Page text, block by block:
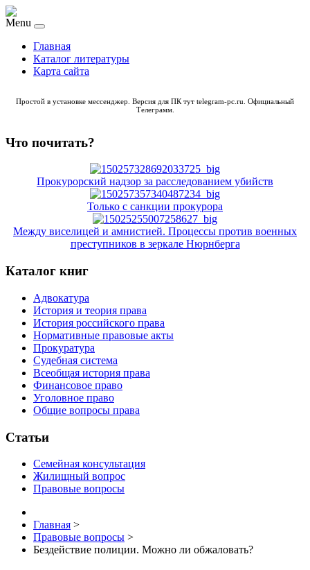
Menu
Главная
Каталог литературы
Карта сайта
Простой в установке мессенджер. Версия для ПК тут telegram-pc.ru . Официальный
Телеграмм.
Что почитать?
Прокурорский надзор за расследованием убийств
Только с санкции прокурора
Между виселицей и амнистией. Процессы против военных
преступников в зеркале Нюрнберга
Каталог книг
Адвокатура
История и теория права
История российского права
Нормативные правовые акты
Прокуратура
Судебная система
Всеобщая история права
Финансовое право
Уголовное право
Общие вопросы права
Статьи
Семейная консультация
Жилищный вопрос
Правовые вопросы
Главная >
Правовые вопросы >
Бездействие полиции. Можно ли обжаловать?